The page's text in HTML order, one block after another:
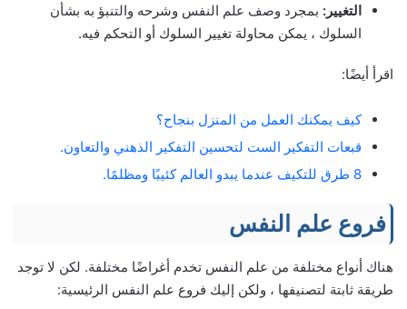
التغيير: بمجرد وصف علم النفس وشرحه والتنبؤ به بشأن
السلوك ، يمكن محاولة تغيير السلوك أو التحكم فيه.
اقرأ أيضًا:
كيف يمكنك العمل من المنزل بنجاح؟
قبعات التفكير الست لتحسين التفكير الذهني والتعاون.
8 طرق للتكيف عندما يبدو العالم كئيبًا ومظلمًا.
فروع علم النفس
هناك أنواع مختلفة من علم النفس تخدم أغراضًا مختلفة. لكن لا توجد
طريقة ثابتة لتصنيفها ، ولكن إليك فروع علم النفس الرئيسية: